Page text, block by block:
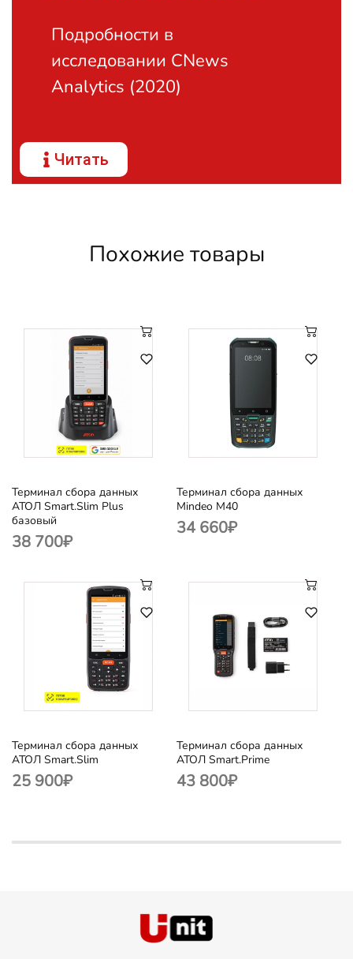
Подробности в
исследовании CNews
Analytics (2020)
Читать
Похожие товары
Терминал сбора данных
АТОЛ Smart.Slim Plus
базовый
38 700₽
Терминал сбора данных
Mindeo M40
34 660₽
Терминал сбора данных
АТОЛ Smart.Slim
25 900₽
Терминал сбора данных
АТОЛ Smart.Prime
43 800₽